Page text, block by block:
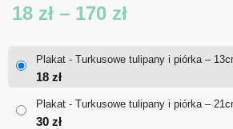
18 zł – 170 złZakres
od
18 zł
Plakat - Turkusowe tulipany i piórka –
18 zł
Plakat - Turkusowe tulipany i piórka –
30 zł